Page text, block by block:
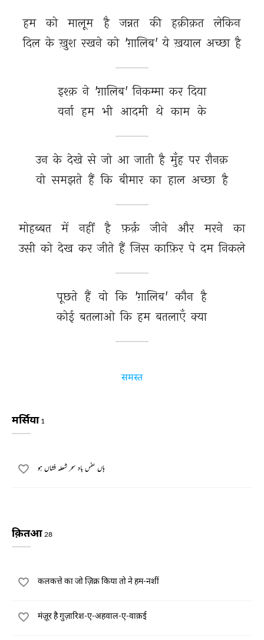
हम को मालूम है जन्नत की हक़ीक़त
लेकिन
दिल के ख़ुश रखने को 'ग़ालिब' ये ख़याल अच्छा है
इश्क़ ने 'ग़ालिब' निकम्मा कर दिया
वर्ना हम भी आदमी थे काम के
उन के देखे से जो आ जाती है मुँह पर रौनक़
वो समझते हैं कि बीमार का हाल अच्छा है
मोहब्बत में नहीं है फ़र्क़ जीने और मरने
का
उसी को देख कर जीते हैं जिस काफ़िर पे दम निकले
पूछते हैं वो कि 'ग़ालिब' कौन है
कोई बतलाओ कि हम बतलाएँ क्या
समस्त
मर्सिया 1
ہاں نفس باد سحر شعلہ فشاں ہو
क़ितआ 28
कलकत्ते का जो ज़िक्र किया तो ने हम-नशीं
मंज़ूर है गुज़ारिश-ए-अहवाल-ए-वाक़ई